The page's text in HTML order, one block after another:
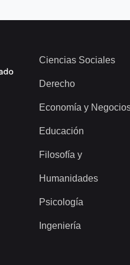
Ciencias Sociales
Derecho
Economía y
Educación
Filosofía y
Humanidades
Psicología
Ingeniería